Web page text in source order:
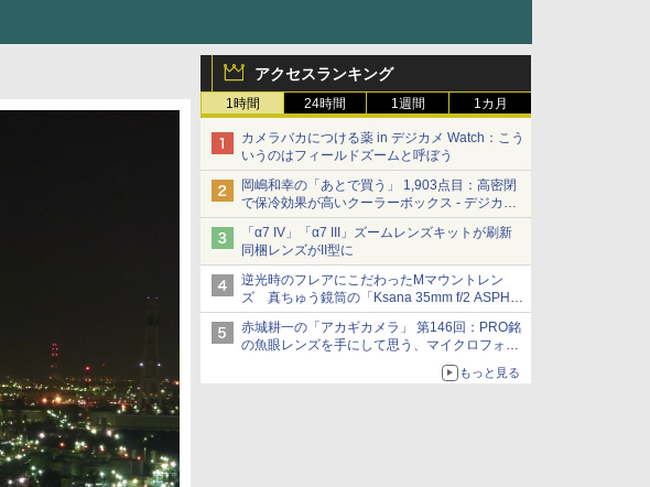
アクセスランキング
1時間 24時間 1週間 1カ月
カメラバカにつける薬 in デジカメ Watch：こう
いうのはフィールドズームと呼ぼう
岡嶋和幸の「あとで買う」 1,903点目：高密閉
で保冷効果が高いクーラーボックス - デジカメ
Watch
「α7 IV」「α7 III」ズームレンズキットが刷新
同梱レンズがII型に
逆光時のフレアにこだわったMマウントレン
ズ 真ちゅう鏡筒の「Ksana 35mm f/2 ASPH.
シルバークローム」
赤城耕一の「アカギカメラ」 第146回：PRO銘
の魚眼レンズを手にして思う、マイクロフォー
もっと見る